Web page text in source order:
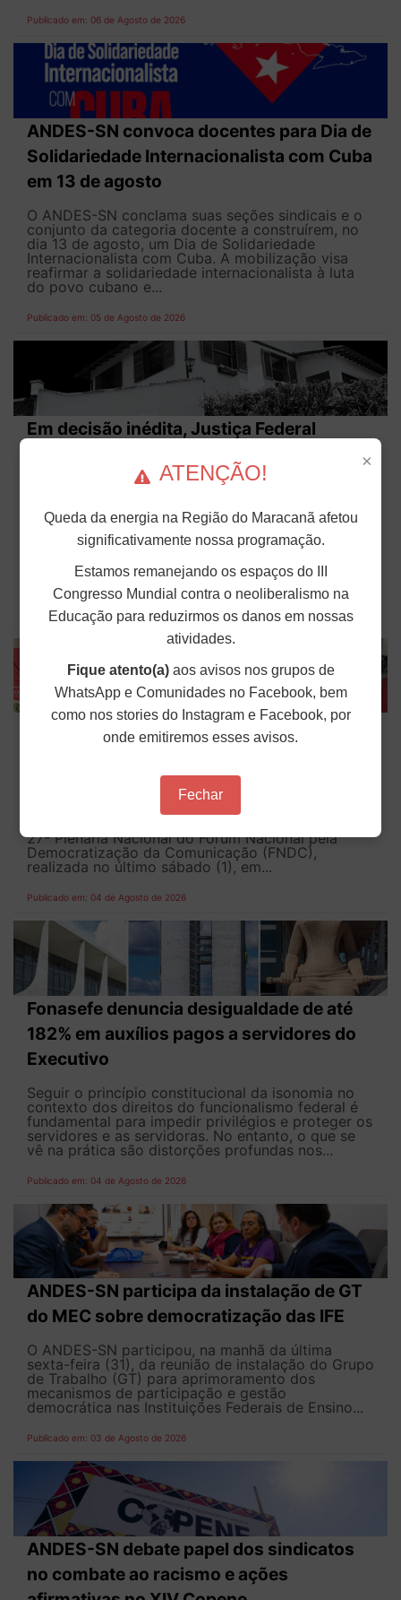
Publicado em: 06 de Agosto de 2026
ANDES-SN convoca docentes para Dia de
Solidariedade Internacionalista com Cuba
em 13 de agosto
O ANDES-SN conclama suas seções sindicais e o
conjunto da categoria docente a construírem, no
dia 13 de agosto, um Dia de Solidariedade
Internacionalista com Cuba. A mobilização visa
reafirmar a solidariedade internacionalista à luta
do povo cubano e...
Publicado em: 05 de Agosto de 2026
Em decisão inédita, Justiça Federal
Em uma decisão considerada histórica, a 2ª Vara
Federal Criminal do Rio de Janeiro condenou o
sargento reformado do Exército, Antônio Waneir
pelos crimes de sequestro, cárcere privado
qualificado e...
Publicado em: 05 de Agosto de 2026
ANDES-SN fortalece luta pela
participação na 27ª Plenária do FNDC
O ANDES-SN reafirmou seu compromisso com a
27ª Plenária Nacional do Fórum Nacional pela
Democratização da Comunicação (FNDC),
realizada no último sábado (1), em...
Publicado em: 04 de Agosto de 2026
Fonasefe denuncia desigualdade de até
182% em auxílios pagos a servidores do
Executivo
Seguir o princípio constitucional da isonomia no
contexto dos direitos do funcionalismo federal é
fundamental para impedir privilégios e proteger os
servidores e as servidoras. No entanto, o que se
vê na prática são distorções profundas nos...
Publicado em: 04 de Agosto de 2026
ANDES-SN participa da instalação de GT
do MEC sobre democratização das IFE
O ANDES-SN participou, na manhã da última
sexta-feira (31), da reunião de instalação do Grupo
de Trabalho (GT) para aprimoramento dos
mecanismos de participação e gestão
democrática nas Instituições Federais de Ensino...
Publicado em: 03 de Agosto de 2026
ANDES-SN debate papel dos sindicatos
no combate ao racismo e ações
×
ATENÇÃO!
Queda da energia na Região do Maracanã afetou
significativamente nossa programação.
Estamos remanejando os espaços do III
Congresso Mundial contra o neoliberalismo na
Educação para reduzirmos os danos em nossas
atividades.
Fique atento(a)aos avisos nos grupos de
WhatsApp e Comunidades no Facebook, bem
como nos stories do Instagram e Facebook, por
onde emitiremos esses avisos.
Fechar